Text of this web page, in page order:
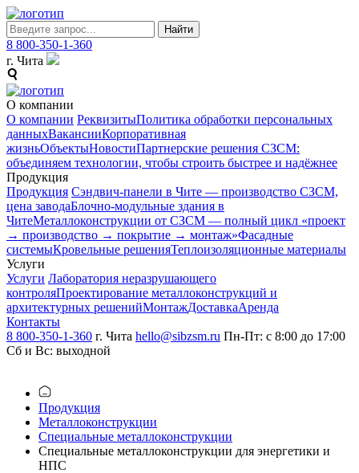
Найти
8 800-350-1-360
г. Чита
О компании
О компании РеквизитыПолитика обработки персональных
данныхВакансииКорпоративная
жизньОбъектыНовостиПартнерские решения СЗСМ:
объединяем технологии, чтобы строить быстрее и надёжнее
Продукция
Продукция Сэндвич-панели в Чите — производство СЗСМ,
цена заводаБлочно-модульные здания в
ЧитеМеталлоконструкции от СЗСМ ― полный цикл «проект
→ производство → покрытие → монтаж»Фасадные
системыКровельные решенияТеплоизоляционные материалы
Услуги
Услуги Лаборатория неразрушающего
контроляПроектирование металлоконструкций и
архитектурных решенийМонтажДоставкаАренда
Контакты
8 800-350-1-360 г. Чита hello@sibzsm.ru Пн-Пт: с 8:00 до 17:00
Сб и Вс: выходной
Продукция
Металлоконструкции
Специальные металлоконструкции
Специальные металлоконструкции для энергетики и
НПС